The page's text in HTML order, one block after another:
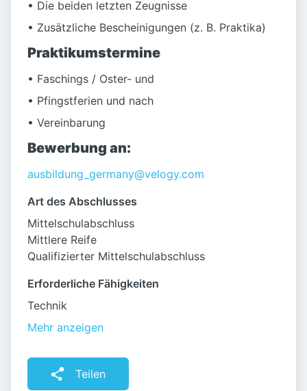
• Die beiden letzten Zeugnisse
• Zusätzliche Bescheinigungen (z. B. Praktika)
Praktikumstermine
• Faschings / Oster- und
• Pfingstferien und nach
• Vereinbarung
Bewerbung an:
ausbildung_germany@velogy.com
Art des Abschlusses
Mittelschulabschluss
Mittlere Reife
Qualifizierter Mittelschulabschluss
Erforderliche Fähigkeiten
Technik
Mehr anzeigen
Teilen